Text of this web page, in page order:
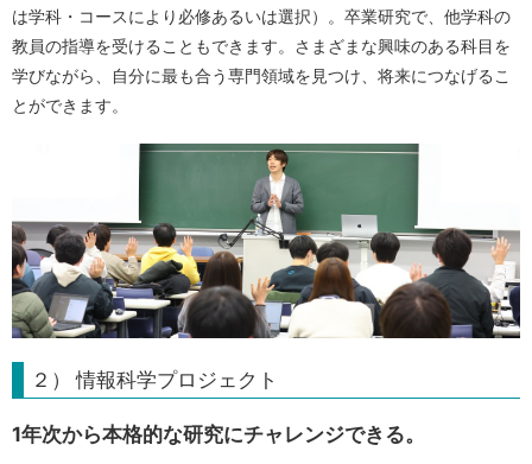
は学科・コースにより必修あるいは選択）。卒業研究で、他学科の
教員の指導を受けることもできます。さまざまな興味のある科目を
学びながら、自分に最も合う専門領域を見つけ、将来につなげるこ
とができます。
２） 情報科学プロジェクト
1年次から本格的な研究にチャレンジできる。